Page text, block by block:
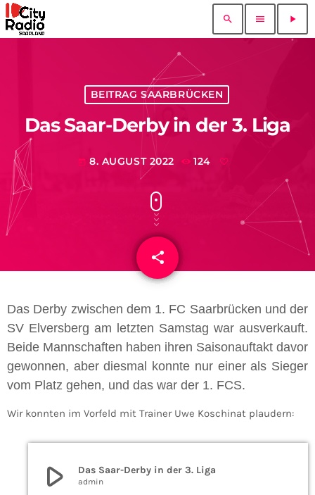
search menu play_arrow
BEITRAG SAARBRÜCKEN
Das Saar-Derby in der 3. Liga
today 8. AUGUST 2022 124
share
email
Das Derby zwischen dem 1. FC Saarbrücken und der
SV Elversberg am letzten Samstag war ausverkauft.
Beide Mannschaften haben ihren Saisonauftakt davor
gewonnen, aber diesmal konnte nur einer als Sieger
vom Platz gehen, und das war der 1. FCS.
Wir konnten im Vorfeld mit Trainer Uwe Koschinat plaudern:
play_arrow Das Saar-Derby in der 3. Liga
admin